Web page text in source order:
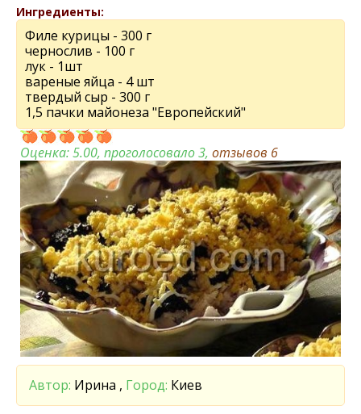
Ингредиенты:
Филе курицы - 300 г
чернослив - 100 г
лук - 1шт
вареные яйца - 4 шт
твердый сыр - 300 г
1,5 пачки майонеза "Европейский"
Оценка:5.00, проголосовало 3, отзывов 6
Автор: Ирина , Город: Киев